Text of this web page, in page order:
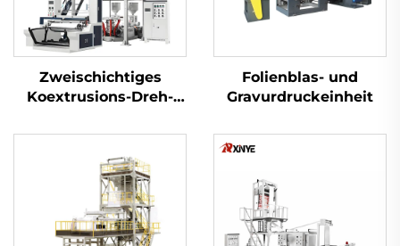
Zweischichtiges
Koextrusions-Dreh-
Folienblasanlagen-Set
Folienblas- und
Gravurdruckeinheit